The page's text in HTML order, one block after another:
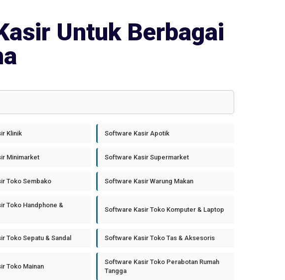
Untuk Berbagai
Klinik Software Kasir Apotik
Minimarket Software Kasir Supermarket
Toko Sembako Software Kasir Warung Makan
Toko Handphone &
Software Kasir Toko Komputer & Laptop
Toko Sepatu & Sandal Software Kasir Toko Tas & Aksesoris
Toko Mainan
Software Kasir Toko Perabotan Rumah
Tangga